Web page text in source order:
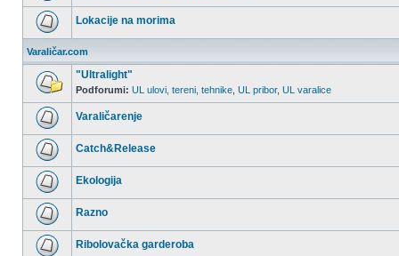
Nema
nepročitanih
postova
Nema
postova
Lokacije na morima
Varaličar.com
postova
"Ultralight"
Podforumi: UL ulovi, tereni, tehnike UL pribor, UL varalice
Nema
nepročitanih
postova
Varaličarenje
Nema
nepročitanih
postova
Catch&Release
Nema
nepročitanih
postova
Ekologija
Nema
nepročitanih
postova
Razno
Ribolovačka garderoba